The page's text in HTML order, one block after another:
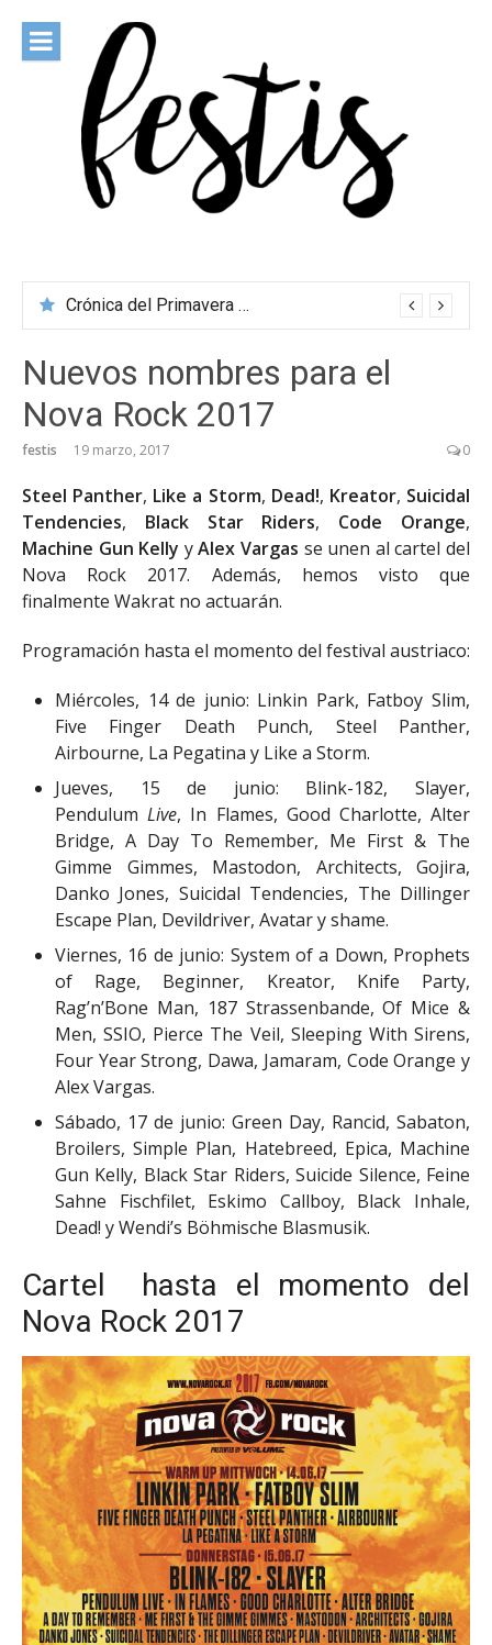
contenido
Crónica del Primavera Sound Porto 2026
Nuevos nombres para el
Nova Rock 2017
festis 19 marzo, 2017 0
Steel Panther, Like a Storm, Dead!, Kreator​, Suicidal
Tendencies, Black Star Riders, Code Orange,
Machine Gun Kelly yAlex Vargas se unen al cartel del
Nova Rock 2017. Además, hemos visto que
finalmente Wakrat no actuarán.
Programación hasta el momento del festival austriaco:
Miércoles, 14 de junio: Linkin Park, Fatboy Slim,
Five Finger Death Punch, Steel Panther,
Airbourne, La Pegatina y Like a Storm.
Jueves, 15 de junio: Blink-182, Slayer,
PendulumLive, In Flames, Good Charlotte, Alter
Bridge, A Day To Remember, Me First & The
Gimme Gimmes, Mastodon, Architects, Gojira,
Danko Jones, Suicidal Tendencies, The Dillinger
Escape Plan, Devildriver, Avatar y shame.
Viernes, 16 de junio: System of a Down, Prophets
of Rage, Beginner, Kreator, Knife Party,
Rag’n’Bone Man, 187 Strassenbande, Of Mice &
Men, SSIO, Pierce The Veil, Sleeping With Sirens,
Four Year Strong, Dawa, Jamaram, Code Orange y
Alex Vargas.
Sábado, 17 de junio: Green Day, Rancid, Sabaton,
Broilers, Simple Plan, Hatebreed, Epica, Machine
Gun Kelly, Black Star Riders, Suicide Silence, Feine
Sahne Fischfilet, Eskimo Callboy, Black Inhale,
Dead! y Wendi’s Böhmische Blasmusik.
Cartel hasta el momento del
Nova Rock 2017